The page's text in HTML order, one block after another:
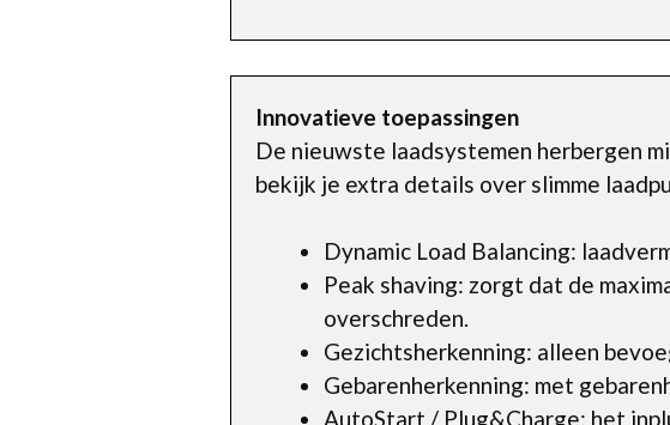
Innovatieve toepassingen
De nieuwste laadsystemen herbergen
bekijk je extra details over slimme
Dynamic Load Balancing:
Peak shaving: zorgt dat de
overschreden.
Gezichtsherkenning: alleen
Gebarenherkenning: met
AutoStart / Plug&Charge: het